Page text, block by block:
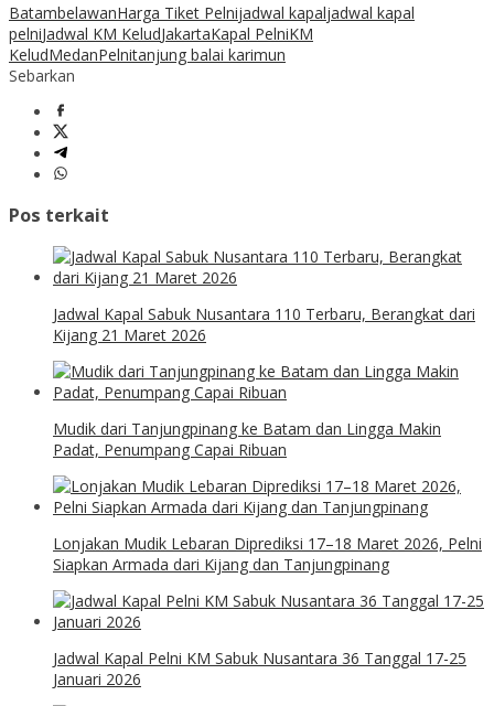
BatambelawanHarga Tiket Pelnijadwal kapaljadwal kapal
pelniJadwal KM KeludJakartaKapal PelniKM
KeludMedanPelnitanjung balai karimun
Sebarkan
Pos terkait
Jadwal Kapal Sabuk Nusantara 110 Terbaru, Berangkat dari
Kijang 21 Maret 2026
Mudik dari Tanjungpinang ke Batam dan Lingga Makin
Padat, Penumpang Capai Ribuan
Lonjakan Mudik Lebaran Diprediksi 17–18 Maret 2026, Pelni
Siapkan Armada dari Kijang dan Tanjungpinang
Jadwal Kapal Pelni KM Sabuk Nusantara 36 Tanggal 17-25
Januari 2026